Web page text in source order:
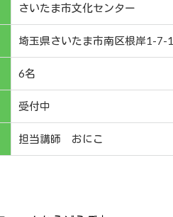
さいたま市文化センター
埼玉県さいたま市南区根岸1-7-1
6名
受付中
担当講師 おにこ